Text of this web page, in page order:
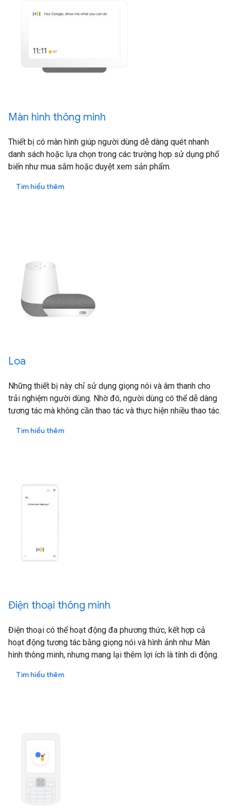
Màn hình thông minh
Thiết bị có màn hình giúp người dùng dễ dàng quét nhanh
danh sách hoặc lựa chọn trong các trường hợp sử dụng phổ
biến như mua sắm hoặc duyệt xem sản phẩm.
Tìm hiểu thêm
Loa
Những thiết bị này chỉ sử dụng giọng nói và âm thanh cho
trải nghiệm người dùng. Nhờ đó, người dùng có thể dễ dàng
tương tác mà không cần thao tác và thực hiện nhiều thao tác.
Tìm hiểu thêm
Điện thoại thông minh
Điện thoại có thể hoạt động đa phương thức, kết hợp cả
hoạt động tương tác bằng giọng nói và hình ảnh như Màn
hình thông minh, nhưng mang lại thêm lợi ích là tính di động.
Tìm hiểu thêm